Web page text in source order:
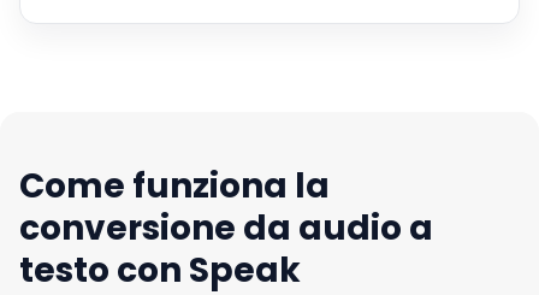
Come funziona la
conversione da audio a
testo con Speak